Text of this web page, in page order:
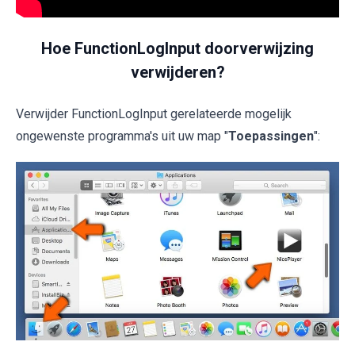
Hoe FunctionLogInput doorverwijzing
verwijderen?
Verwijder FunctionLogInput gerelateerde mogelijk
ongewenste programma's uit uw map "Toepassingen":